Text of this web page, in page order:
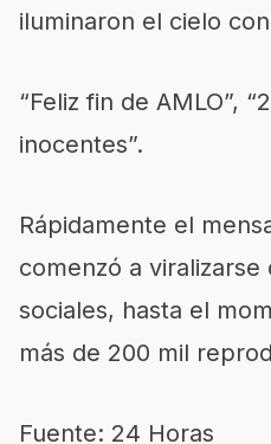
iluminaron el cielo
“Feliz fin de AMLO”,
inocentes”.
Rápidamente el
comenzó a
sociales, hasta el
más de 200 mil
Fuente: 24 Horas